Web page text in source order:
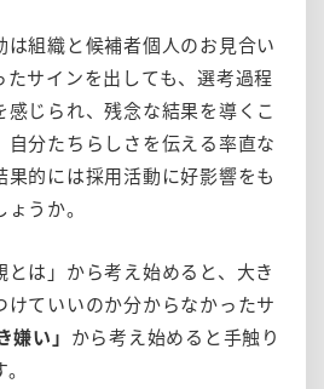
は組織と候補者個人のお見合い
サインを出しても、選考過程
じられ、残念な結果を導くこ
自分たちらしさを伝える率直な
的には採用活動に好影響をも
うか。
とは」から考え始めると、大き
ていいのか分からなかったサ
嫌い」 から考え始めると手触り